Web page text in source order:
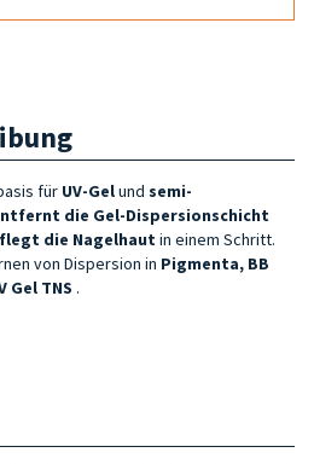
für UV-Gelund semi-
die Gel-Dispersionschicht
die Nagelhaut in einem Schritt.
von Dispersion in Pigmenta, BB
Gel TNS .